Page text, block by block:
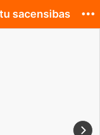
sacensibas